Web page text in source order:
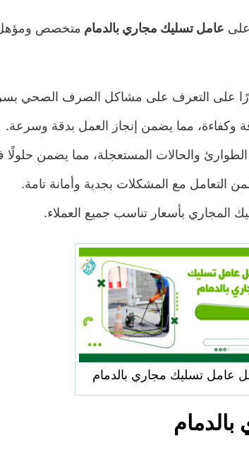
عامل تسليك مجاري بالدمام متخصص ومؤهل
على التعرف على مشاكل الصرف الصحي
وكفاءة، مما يضمن إنجاز العمل بدقة وسرعة.
الطوارئ والحالات المستعجلة، مما يضمن
التعامل مع المشكلات بجدية وأمانة تامة.
المجاري بأسعار تناسب جميع العملاء.
عامل تسليك مجاري بالدمام
بالدمام